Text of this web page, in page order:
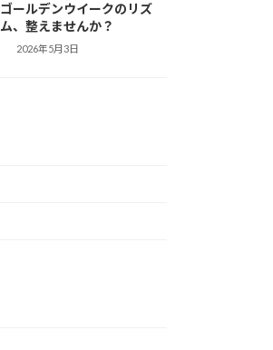
ゴールデンウイークのリズ
ム、整えませんか？
2026年5月3日